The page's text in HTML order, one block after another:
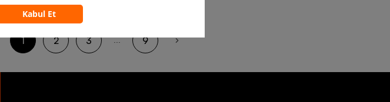
200 üründen 24
1 2 3 ... 9